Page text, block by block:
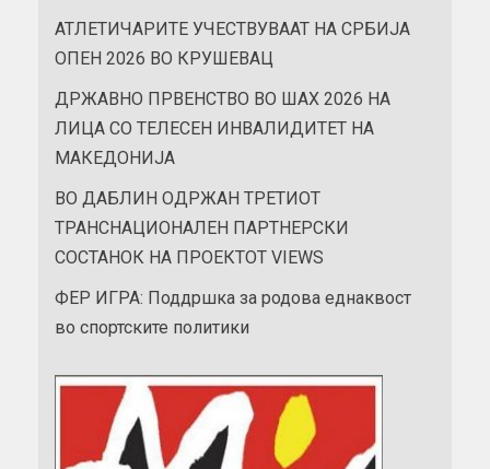
АТЛЕТИЧАРИТЕ УЧЕСТВУВААТ НА СРБИЈА
ОПЕН 2026 ВО КРУШЕВАЦ
ДРЖАВНО ПРВЕНСТВО ВО ШАХ 2026 НА
ЛИЦА СО ТЕЛЕСЕН ИНВАЛИДИТЕТ НА
МАКЕДОНИЈА
ВО ДАБЛИН ОДРЖАН ТРЕТИОТ
ТРАНСНАЦИОНАЛЕН ПАРТНЕРСКИ
СОСТАНОК НА ПРОЕКТОТ VIEWS
ФЕР ИГРА: Поддршка за родова еднаквост
во спортските политики